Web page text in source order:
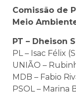
Comissão de
Meio
PT – Dheison
PL – Isac Félix
UNIÃO –
MDB – Fabio
PSOL – Marina